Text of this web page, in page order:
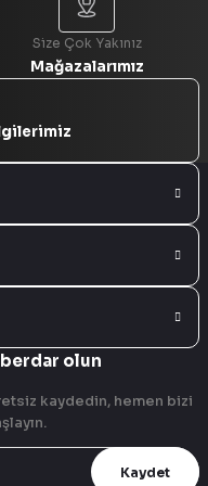
Size Çok Yakınız
Mağazalarımız
olun
kaydedin, hemen bizi
Kaydet